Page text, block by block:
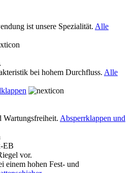
ist unsere Spezialität. Alle
bei hohem Durchfluss. Alle
Wartungsfreiheit. Absperrklappen und
vor.
einem hohen Fest- und